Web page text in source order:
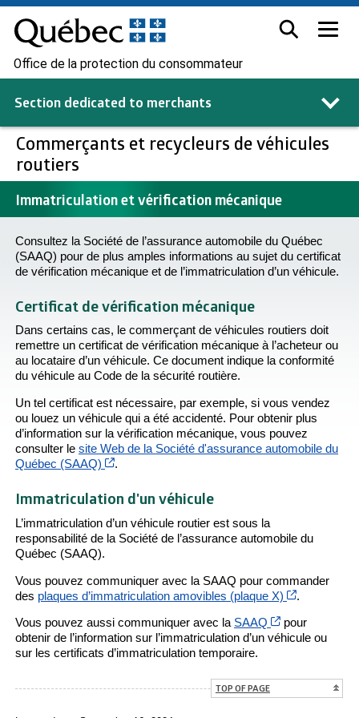
Office de la protection du consommateur
Section dedicated to merchants
Commerçants et recycleurs de véhicules
routiers
Immatriculation et vérification mécanique
Consultez la Société de l’assurance automobile du Québec
(SAAQ) pour de plus amples informations au sujet du certificat
de vérification mécanique et de l’immatriculation d’un véhicule.
Certificat de vérification mécanique
Dans certains cas, le commerçant de véhicules routiers doit
remettre un certificat de vérification mécanique à l’acheteur ou
au locataire d’un véhicule. Ce document indique la conformité
du véhicule au Code de la sécurité routière.
Un tel certificat est nécessaire, par exemple, si vous vendez
ou louez un véhicule qui a été accidenté. Pour obtenir plus
d’information sur la vérification mécanique, vous pouvez
consulter le site Web de la Société d'assurance automobile du
Québec (SAAQ)
Cet hyperlien s’ouvrira dans une nouvelle
.
Immatriculation d'un véhicule
L’immatriculation d’un véhicule routier est sous la
responsabilité de la Société de l’assurance automobile du
Québec (SAAQ).
Vous pouvez communiquer avec la SAAQ pour commander
des plaques d’immatriculation amovibles (plaque X) Cet
.
Vous pouvez aussi communiquer avec la SAAQ Cet hyperlien
pour
obtenir de l’information sur l’immatriculation d’un véhicule ou
sur les certificats d’immatriculation temporaire.
TOP OF PAGE